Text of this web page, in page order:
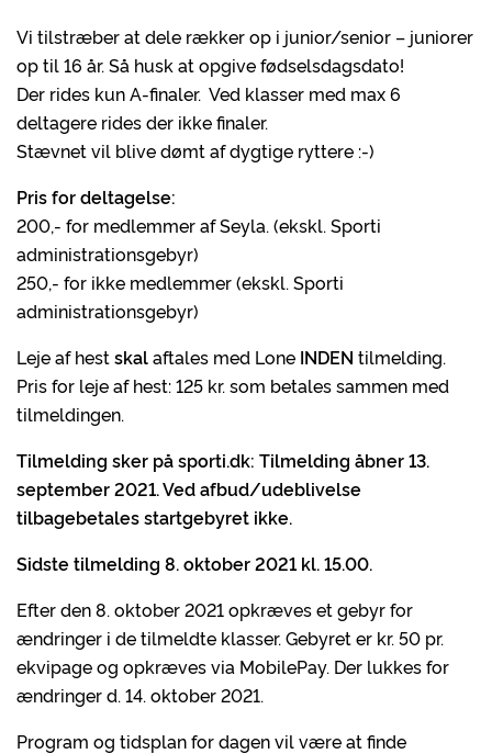
Vi tilstræber at dele rækker op i junior/senior – juniorer
op til 16 år. Så husk at opgive fødselsdagsdato!
Der rides kun A-finaler. Ved klasser med max 6
deltagere rides der ikke finaler.
Stævnet vil blive dømt af dygtige ryttere :-)
Pris for deltagelse:
200,- for medlemmer af Seyla. (ekskl. Sporti
administrationsgebyr)
250,- for ikke medlemmer (ekskl. Sporti
administrationsgebyr)
Leje af hestskalaftales med Lone INDEN tilmelding.
Pris for leje af hest: 125 kr. som betales sammen med
tilmeldingen.
Tilmelding sker på sporti.dk: Tilmelding åbner 13.
september 2021. Ved afbud/udeblivelse
tilbagebetales startgebyret ikke.
Sidste tilmelding 8. oktober 2021 kl. 15.00.
Efter den 8. oktober 2021 opkræves et gebyr for
ændringer i de tilmeldte klasser. Gebyret er kr. 50 pr.
ekvipage og opkræves via MobilePay. Der lukkes for
ændringer d. 14. oktober 2021.
Program og tidsplan for dagen vil være at finde